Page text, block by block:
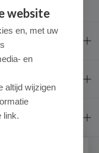
website
en, met uw
en
altijd wijzigen
link.